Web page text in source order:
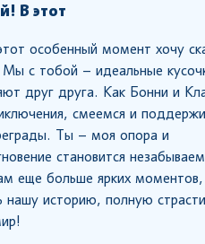
В этот
особенный момент хочу
с тобой – идеальные
друг друга. Как Бонни и
смеемся и
Ты – моя опора и
становится
еще больше ярких
историю, полную